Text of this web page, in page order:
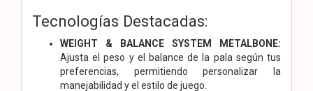
Tecnologías Destacadas:
WEIGHT & BALANCE SYSTEM METALBONE:
Ajusta el peso y el balance de la pala según tus
preferencias, permitiendo personalizar la
manejabilidad y el estilo de juego.